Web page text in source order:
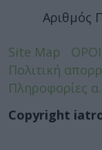
Αριθμός
Site Map
Πολιτική
Πληροφορίες
Copyright